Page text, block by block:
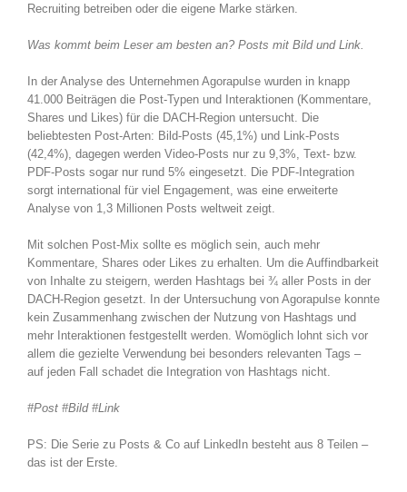
Recruiting betreiben oder die eigene Marke stärken.
Was kommt beim Leser am besten an? Posts mit Bild und Link.
In der Analyse des Unternehmen Agorapulse wurden in knapp
41.000 Beiträgen die Post-Typen und Interaktionen (Kommentare,
Shares und Likes) für die DACH-Region untersucht. Die
beliebtesten Post-Arten: Bild-Posts (45,1%) und Link-Posts
(42,4%), dagegen werden Video-Posts nur zu 9,3%, Text- bzw.
PDF-Posts sogar nur rund 5% eingesetzt. Die PDF-Integration
sorgt international für viel Engagement, was eine erweiterte
Analyse von 1,3 Millionen Posts weltweit zeigt.
Mit solchen Post-Mix sollte es möglich sein, auch mehr
Kommentare, Shares oder Likes zu erhalten. Um die Auffindbarkeit
von Inhalte zu steigern, werden Hashtags bei ¾ aller Posts in der
DACH-Region gesetzt. In der Untersuchung von Agorapulse konnte
kein Zusammenhang zwischen der Nutzung von Hashtags und
mehr Interaktionen festgestellt werden. Womöglich lohnt sich vor
allem die gezielte Verwendung bei besonders relevanten Tags –
auf jeden Fall schadet die Integration von Hashtags nicht.
#Post #Bild #Link
PS: Die Serie zu Posts & Co auf LinkedIn besteht aus 8 Teilen –
das ist der Erste.